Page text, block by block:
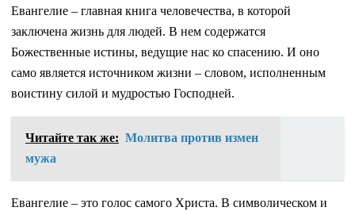
Евангелие – главная книга человечества, в которой
заключена жизнь для людей. В нем содержатся
Божественные истины, ведущие нас ко спасению. И оно
само является источником жизни – словом, исполненным
воистину силой и мудростью Господней.
Читайте так же: Молитва против измен
мужа
Евангелие – это голос самого Христа. В символическом и